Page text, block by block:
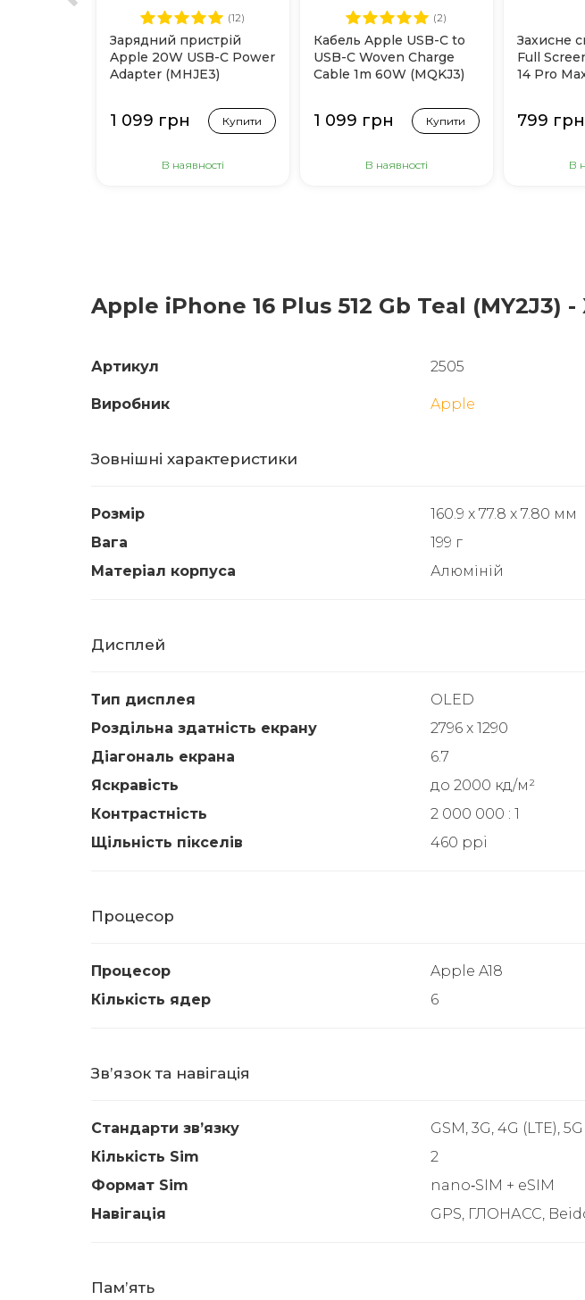
(12)
Зарядний пристрій
Apple 20W USB-C Power
Adapter (MHJE3)
1 099 грн Купити
В наявності
(2)
Кабель Apple USB-C to
USB-C Woven Charge
Cable 1m 60W (MQKJ3)
1 099 грн Купити
В наявності
Захисне
Full
14 Pro
799 грн
В
Apple iPhone 16 Plus 512 Gb Teal (MY2J3)
Артикул 2505
Виробник Apple
Зовнішні характеристики
Розмір
160.9 x 77.8 x 7.80 мм
Вага
199 г
Матеріал корпуса
Алюміній
Дисплей
Тип дисплея
OLED
Роздільна здатність екрану
2796 x 1290
Діагональ екрана
6.7
Яскравість
до 2000 кд/м²
Контрастність
2 000 000 : 1
Щільність пікселів
460 ppi
Процесор
Процесор
Apple A18
Кількість ядер
6
Звʼязок та навігація
Стандарти звʼязку
GSM, 3G, 4G (LTE), 5G
Кількість Sim
2
Формат Sim
nano‑SIM + eSIM
Навігація
GPS, ГЛОНАСС,
Памʼять